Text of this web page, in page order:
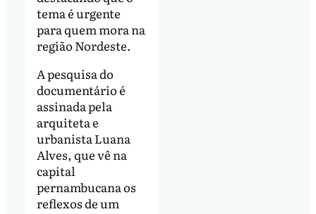
tema é urgente
para quem mora na
região Nordeste.
A pesquisa do
documentário é
assinada pela
arquiteta e
urbanista Luana
Alves, que vê na
capital
pernambucana os
reflexos de um